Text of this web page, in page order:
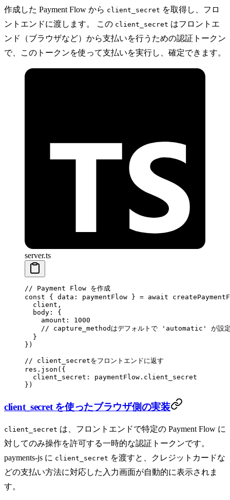
作成した Payment Flow から client_secret を取得し、フロ
ントエンドに渡します。 この client_secret はフロントエ
ンド（ブラウザなど）から支払いを行うための認証トークン
で、このトークンを使って支払いを実行し、確定できます。
server.ts
// Payment Flow を作成
const { data : paymentFlow } = await
  client,
  body: {
    amount:
1000
// capture_methodはデフォルトで 'automatic' が設定
  }
})
// client_secretをフロントエンドに返す
res. json ({
  client_secret: paymentFlow.client_secret
})
client_secret を使ったブラウザ側の実装
client_secret は、フロントエンドで特定の Payment Flow に
対してのみ操作を許可する一時的な認証トークンです。
payments-js に client_secret を渡すと、クレジットカードな
どの支払い方法に対応した入力画面が自動的に表示されま
す。